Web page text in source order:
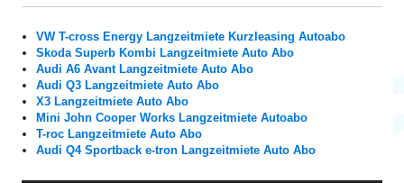
VW T-cross Energy Langzeitmiete Kurzleasing Autoabo
Skoda Superb Kombi Langzeitmiete Auto Abo
Audi A6 Avant Langzeitmiete Auto Abo
Audi Q3 Langzeitmiete Auto Abo
X3 Langzeitmiete Auto Abo
Mini John Cooper Works Langzeitmiete Autoabo
T-roc Langzeitmiete Auto Abo
Audi Q4 Sportback e-tron Langzeitmiete Auto Abo